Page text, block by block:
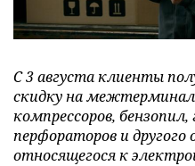
С 3 августа клиенты
скидку на
компрессоров, бензопил,
перфораторов и другого
относящегося к